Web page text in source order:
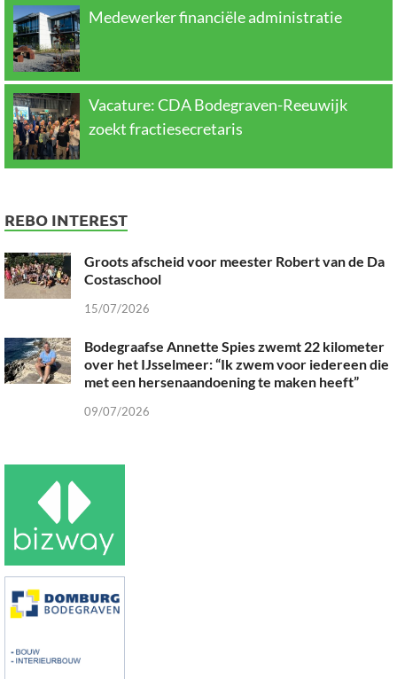
Medewerker financiële administratie
Vacature: CDA Bodegraven-Reeuwijk
zoekt fractiesecretaris
REBO INTEREST
Groots afscheid voor meester Robert van de Da
Costaschool
15/07/2026
Bodegraafse Annette Spies zwemt 22 kilometer
over het IJsselmeer: “Ik zwem voor iedereen die
met een hersenaandoening te maken heeft”
09/07/2026